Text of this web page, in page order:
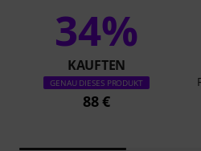
34%
KAUFTEN
GENAU DIESES PRODUKT
88 €